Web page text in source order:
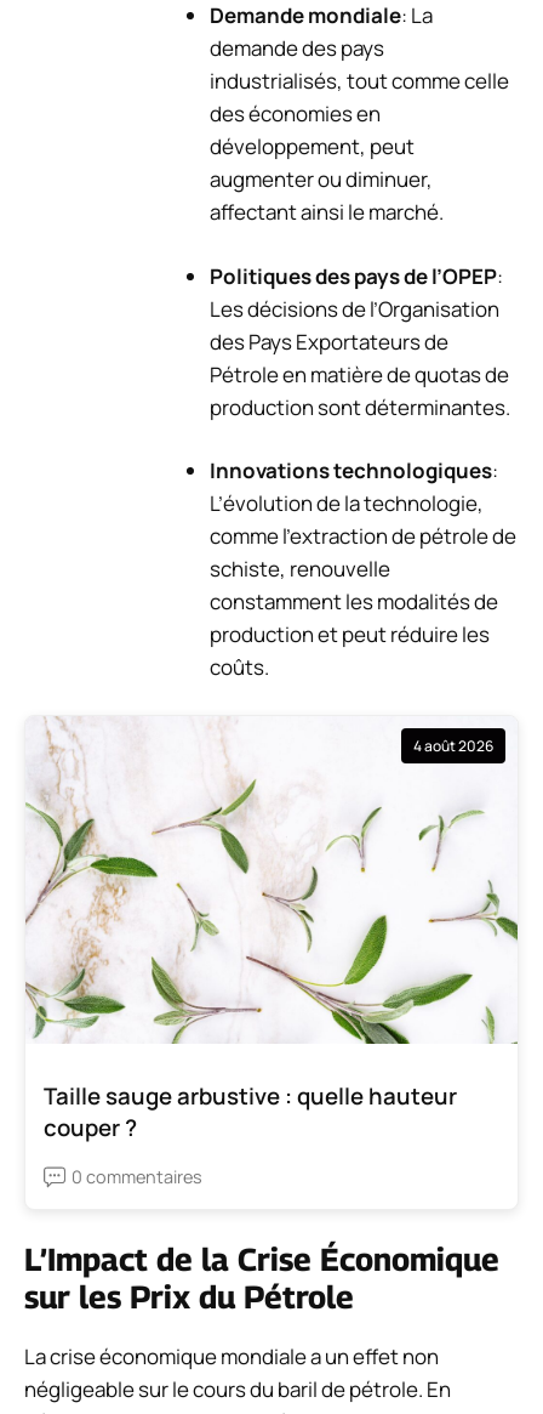
Demande mondiale: La
demande des pays
industrialisés, tout comme celle
des économies en
développement, peut
augmenter ou diminuer,
affectant ainsi le marché.
Politiques des pays de l’OPEP:
Les décisions de l’Organisation
des Pays Exportateurs de
Pétrole en matière de quotas de
production sont déterminantes.
Innovations technologiques:
L’évolution de la technologie,
comme l’extraction de pétrole de
schiste, renouvelle
constamment les modalités de
production et peut réduire les
coûts.
4 août 2026
Taille sauge arbustive : quelle hauteur
couper ?
0 commentaires
L’Impact de la Crise Économique
sur les Prix du Pétrole
La crise économique mondiale a un effet non
négligeable sur le cours du baril de pétrole. En